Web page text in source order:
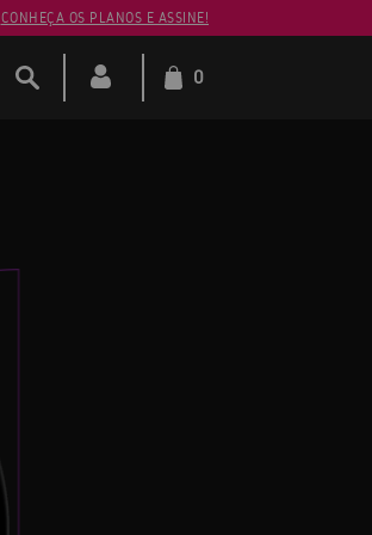
CONHEÇA OS PLANOS E ASSINE!
0